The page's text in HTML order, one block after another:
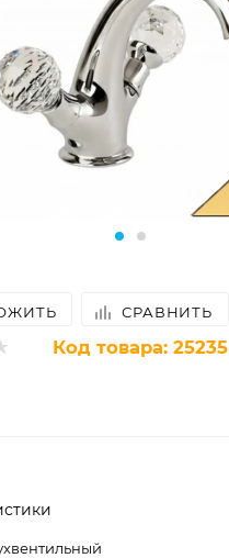
СРАВНИТЬ
Код товара: 25235